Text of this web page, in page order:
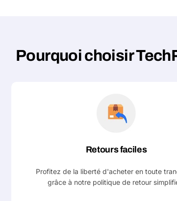
Pourquoi choisir
Retours faciles
Profitez de la liberté d'acheter en toute
grâce à notre politique de retour